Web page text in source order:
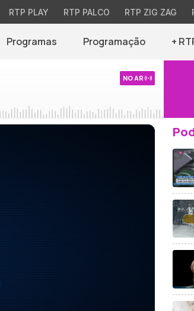
RTP PLAY RTP PALCO RTP ZIG ZAG
Programas Programação +
NO AR